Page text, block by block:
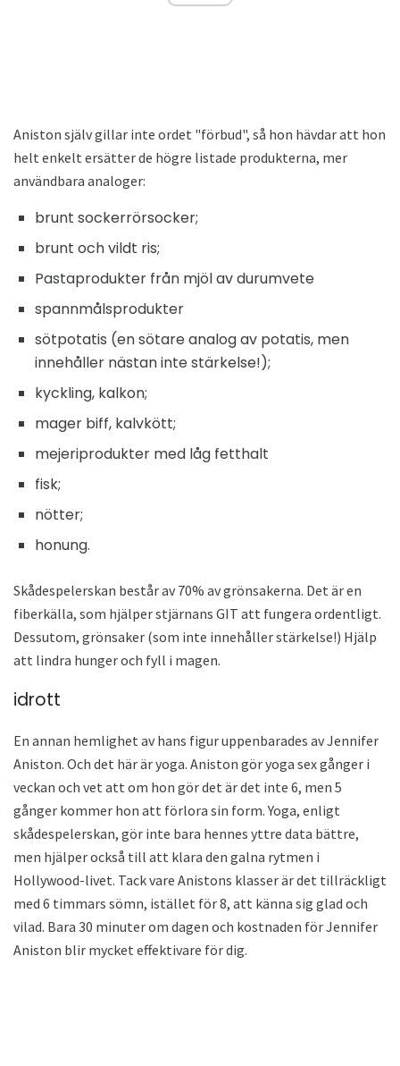
Aniston själv gillar inte ordet "förbud", så hon hävdar att hon
helt enkelt ersätter de högre listade produkterna, mer
användbara analoger:
brunt sockerrörsocker;
brunt och vildt ris;
Pastaprodukter från mjöl av durumvete
spannmålsprodukter
sötpotatis (en sötare analog av potatis, men
innehåller nästan inte stärkelse!);
kyckling, kalkon;
mager biff, kalvkött;
mejeriprodukter med låg fetthalt
fisk;
nötter;
honung.
Skådespelerskan består av 70% av grönsakerna. Det är en
fiberkälla, som hjälper stjärnans GIT att fungera ordentligt.
Dessutom, grönsaker (som inte innehåller stärkelse!) Hjälp
att lindra hunger och fyll i magen.
idrott
En annan hemlighet av hans figur uppenbarades av Jennifer
Aniston. Och det här är yoga. Aniston gör yoga sex gånger i
veckan och vet att om hon gör det är det inte 6, men 5
gånger kommer hon att förlora sin form. Yoga, enligt
skådespelerskan, gör inte bara hennes yttre data bättre,
men hjälper också till att klara den galna rytmen i
Hollywood-livet. Tack vare Anistons klasser är det tillräckligt
med 6 timmars sömn, istället för 8, att känna sig glad och
vilad. Bara 30 minuter om dagen och kostnaden för Jennifer
Aniston blir mycket effektivare för dig.